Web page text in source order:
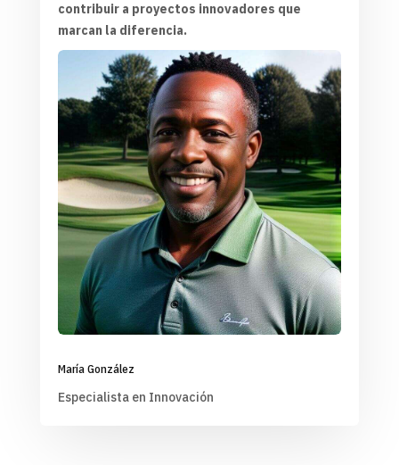
contribuir a proyectos innovadores que
marcan la diferencia.
María González
Especialista en Innovación